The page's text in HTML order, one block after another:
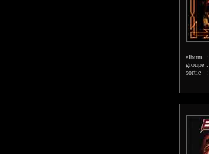
album :
groupe :
sortie :